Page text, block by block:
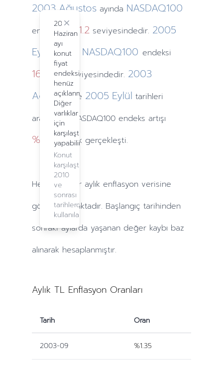
2024
Haziran
ayı
konut
fiyat
endeksi
henüz
açıklanmadı.
Diğer
varlıklar
için
karşılaştırma
yapabilirsiniz.
Konut
karşılaştırma,
2010
ve
sonrası
tarihlerde
kullanılabilir.
Close
2003 Ağustos ayında NASDAQ100
endeksi1341.2seviyesindedir. 2005
Eylül
ayında NASDAQ100 endeksi
1601.66seviyesindedir. 2003
Ağustos ve 2005 Eylül tarihleri
arasındaki NASDAQ100 endeks artışı
%14.3olarak gerçekleşti.
Hesaplamalar aylık enflasyon verisine
göre yapılmaktadır. Başlangıç tarihinden
sonraki aylarda yaşanan değer kaybı baz
alınarak hesaplanmıştır.
Aylık TL Enflasyon Oranları
Tarih Oran
2003-09 %1.35